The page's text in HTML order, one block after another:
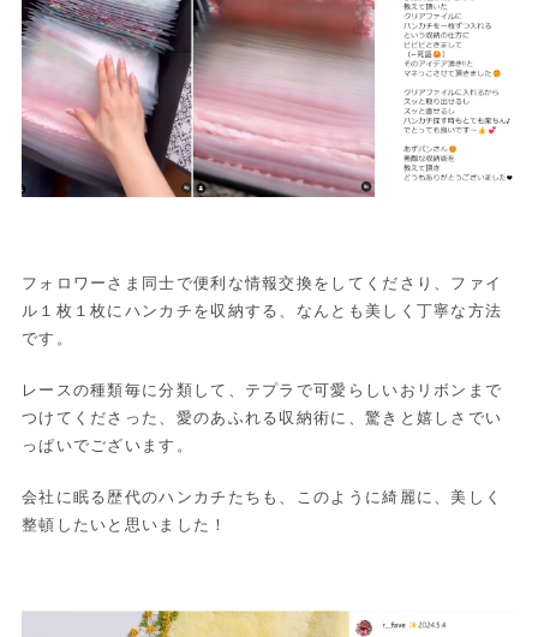
フォロワーさま同士で便利な情報交換をしてくださり、ファイ
ル１枚１枚にハンカチを収納する、なんとも美しく丁寧な方法
です。
レースの種類毎に分類して、テプラで可愛らしいおリボンまで
つけてくださった、愛のあふれる収納術に、驚きと嬉しさでい
っぱいでございます。
会社に眠る歴代のハンカチたちも、このように綺麗に、美しく
整頓したいと思いました！